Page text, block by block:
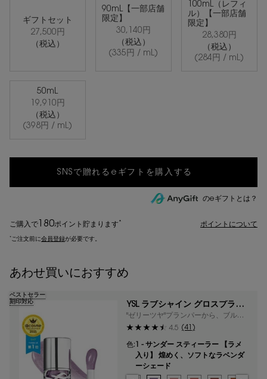
選択済み
ギフトセット
27,500円
（税込）
, 4/7 選択済み
90mL【一部店舗
限定】
30,140円
（税込）
(335円 / mL)
, 5/7 選択済み
100mL（レフィ
ル）【一部店舗
限定】
28,380円
（税込）
(284円 / mL)
, 6/7
選択済み
50mL
19,910円
（税込）
(398円 / mL)
, 7/7
のeギフトとは？
ご購入で 180ポイント 貯まります * ポイントについて
*ご注文前に会員登録が必要です。
あわせ買いにおすすめ
YSL ラブシャイン グロスプラン
パー
"ゼリーツヤ"プランパーから、ブルー
ラメ入り色が限定登場
ベストセラー
刻印対応
4.5 (41)
色: 1 - サンダー スティーラー 【ラメ
入り】 煌めく、ソフトなラベンダ
ーシェード